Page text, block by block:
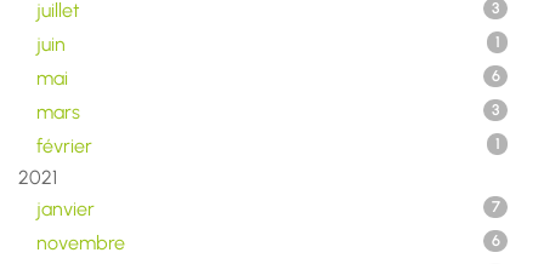
juillet 3
juin 1
mai 6
mars 3
février 1
2021
janvier
7
novembre 6